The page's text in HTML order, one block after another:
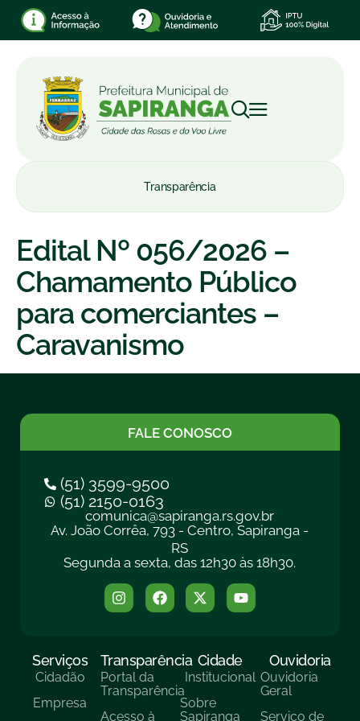
Transparência
Edital Nº 056/2026 –
Chamamento Público
para comerciantes –
Caravanismo
FALE CONOSCO
(51) 3599-9500
(51) 2150-0163
comunica@sapiranga.rs.gov.br
Av. João Corrêa, 793 - Centro, Sapiranga -
RS
Segunda a sexta, das 12h30 às 18h30.
Serviços
Cidadão
Empresa
Transparência
Portal da
Transparência
Acesso à
Cidade
Institucional
Sobre
Sapiranga
Ouvidoria
Ouvidoria
Geral
Serviço de